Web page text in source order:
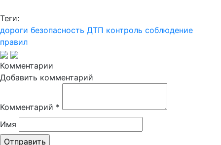
Теги:
дороги безопасность ДТП контроль соблюдение
правил
Комментарии
Добавить комментарий
Комментарий *
Имя